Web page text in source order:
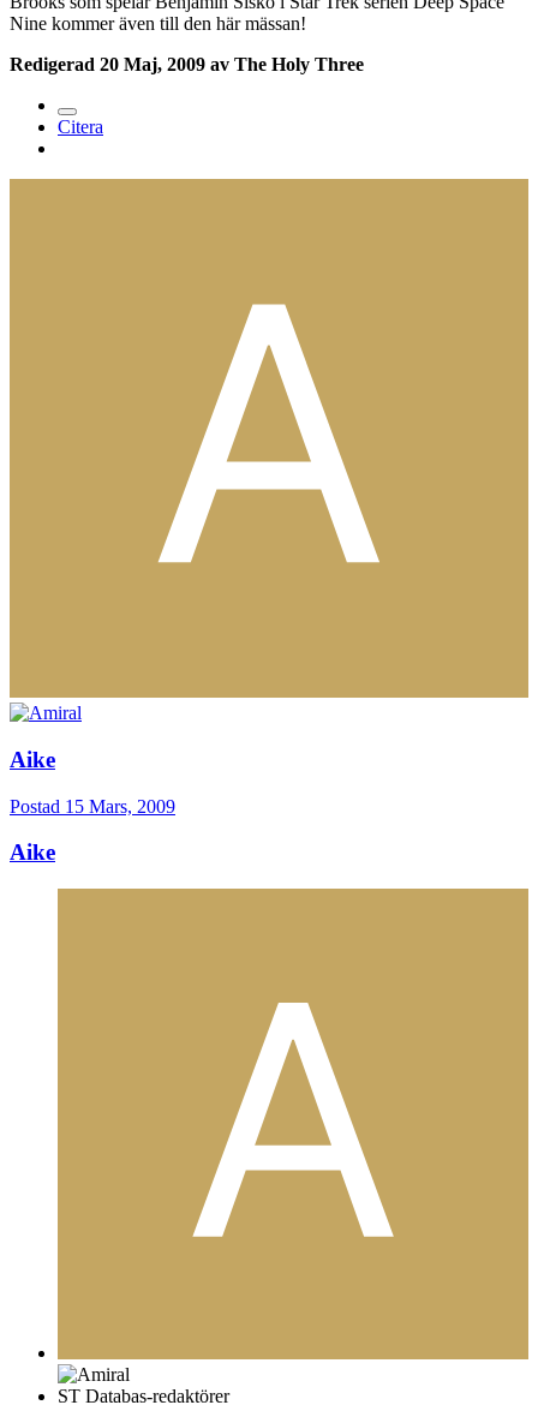
Nine kommer även till den här mässan!
Redigerad 20 Maj, 2009 av The Holy Three
Citera
Aike
Postad 15 Mars, 2009
Aike
ST Databas-redaktörer